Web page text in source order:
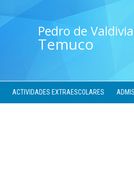
Pedro de
Temuco
ACTIVIDADES EXTRAESCOLARES